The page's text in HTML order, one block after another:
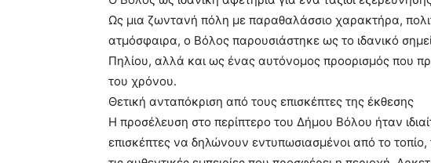
Ως μια ζωντανή πόλη με παραθαλάσσιο χαρακτήρα,
ατμόσφαιρα, ο Βόλος παρουσιάστηκε ως το ιδανικό
Πηλίου, αλλά και ως ένας αυτόνομος προορισμός που
του χρόνου.
Θετική ανταπόκριση από τους επισκέπτες της έκθεσης
Η προσέλευση στο περίπτερο του Δήμου Βόλου ήταν
επισκέπτες να δηλώνουν εντυπωσιασμένοι από το